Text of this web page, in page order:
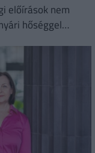
előírások nem
hőséggel